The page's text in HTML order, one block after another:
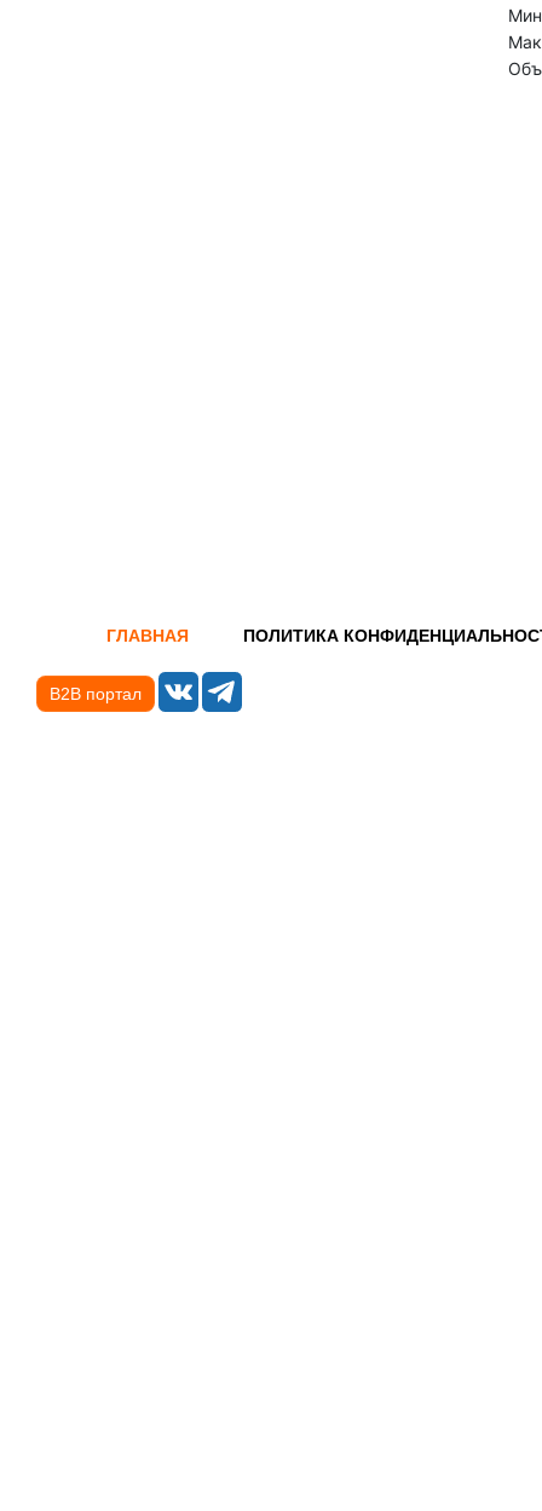
ГЛАВНАЯ ПОЛИТИКА
B2B портал